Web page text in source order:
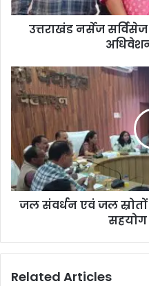
उत्तराखंड नर्सेज
जल संवर्धन एवं जल
सहयोग
Related Articles